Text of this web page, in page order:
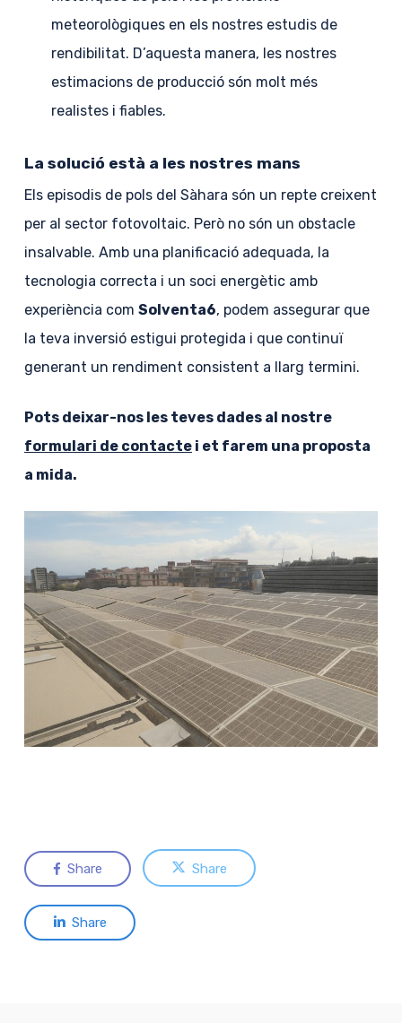
meteorològiques en els nostres estudis de
rendibilitat. D’aquesta manera, les nostres
estimacions de producció són molt més
realistes i fiables.
La solució està a les nostres mans
Els episodis de pols del Sàhara són un repte creixent
per al sector fotovoltaic. Però no són un obstacle
insalvable. Amb una planificació adequada, la
tecnologia correcta i un soci energètic amb
experiència com Solventa6, podem assegurar que
la teva inversió estigui protegida i que continuï
generant un rendiment consistent a llarg termini.
Pots deixar-nos les teves dades al nostre
formulari de contactei et farem una proposta
a mida.
Share Share
Share